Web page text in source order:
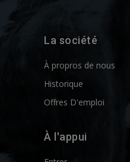
La société
À propros de nous
Historique
Offres D'emploi
À l'appui